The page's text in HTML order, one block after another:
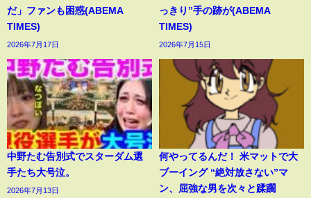
だ」ファンも困惑(ABEMA
TIMES)
2026年7月17日
っきり”手の跡が(ABEMA
TIMES)
2026年7月15日
中野たむ告別式でスターダム選
手たち大号泣。
2026年7月13日
何やってるんだ！ 米マットで大
ブーイング “絶対放さない”マ
ン、屈強な男を次々と蹂躙